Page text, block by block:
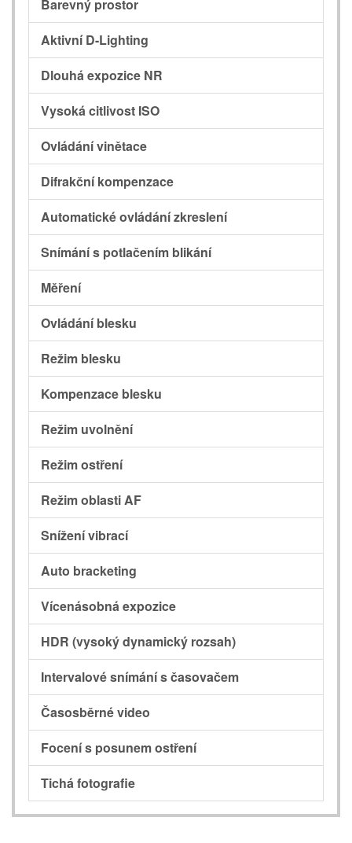
Barevný prostor
Aktivní D-Lighting
Dlouhá expozice NR
Vysoká citlivost ISO
Ovládání vinětace
Difrakční kompenzace
Automatické ovládání zkreslení
Snímání s potlačením blikání
Měření
Ovládání blesku
Režim blesku
Kompenzace blesku
Režim uvolnění
Režim ostření
Režim oblasti AF
Snížení vibrací
Auto bracketing
Vícenásobná expozice
HDR (vysoký dynamický rozsah)
Intervalové snímání s časovačem
Časosběrné video
Focení s posunem ostření
Tichá fotografie